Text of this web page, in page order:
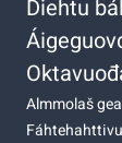
Diehtu
Almmolaš